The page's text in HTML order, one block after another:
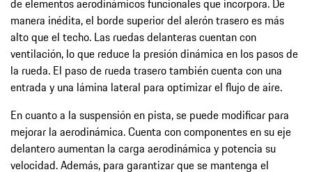
manera inédita, el borde superior del alerón trasero es más
alto que el techo. Las ruedas delanteras cuentan con
ventilación, lo que reduce la presión dinámica en los pasos de
la rueda. El paso de rueda trasero también cuenta con una
entrada y una lámina lateral para optimizar el flujo de aire.
En cuanto a la suspensión en pista, se puede modificar para
mejorar la aerodinámica. Cuenta con componentes en su eje
delantero aumentan la carga aerodinámica y potencia su
velocidad. Además, para garantizar que se mantenga el